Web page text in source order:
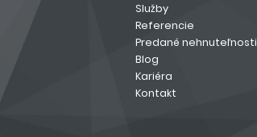
Služby
Referencie
Predané nehnuteľnosti
Blog
Kariéra
Kontakt